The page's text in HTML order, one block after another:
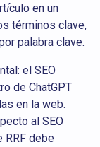
en un
términos clave,
palabra clave.
el SEO
de ChatGPT
en la web.
al SEO
RRF debe